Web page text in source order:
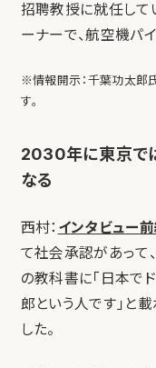
招聘教授に就任して
ーナーで、航空機パイ
※情報開示：千葉功太郎
す。
2030年に東京で
なる
西村： インタビュー
て社会承認があって
の教科書に「日本で
郎という人です」と
した。